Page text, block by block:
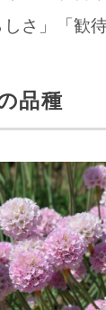
しさ」「歓
品種